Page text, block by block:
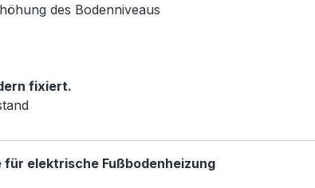
des Bodenniveaus
fixiert.
für elektrische Fußbodenheizung